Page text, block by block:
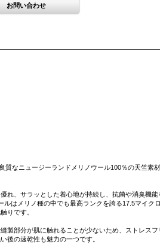
なニュージーランドメリノウール100％の天竺素
れ、サラッとした着心地が持続し、抗菌や消臭機
はメリノ種の中でも最高ランクを誇る17.5マイク
りです。
製部分が肌に触れることが少ないため、ストレス
後の速乾性も魅力の一つです。